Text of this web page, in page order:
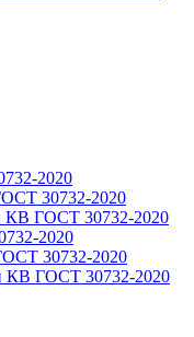
2020
30732-2020
ГОСТ 30732-2020
2020
30732-2020
ГОСТ 30732-2020